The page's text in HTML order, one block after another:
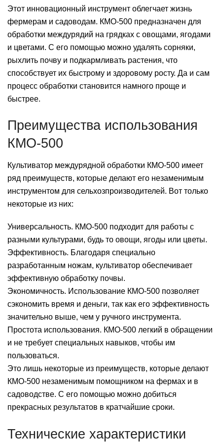
Этот инновационный инструмент облегчает жизнь
фермерам и садоводам. КМО-500 предназначен для
обработки междурядий на грядках с овощами, ягодами
и цветами. С его помощью можно удалять сорняки,
рыхлить почву и подкармливать растения, что
способствует их быстрому и здоровому росту. Да и сам
процесс обработки становится намного проще и
быстрее.
Преимущества использования
КМО-500
Культиватор междурядной обработки КМО-500 имеет
ряд преимуществ, которые делают его незаменимым
инструментом для сельхозпроизводителей. Вот только
некоторые из них:
Универсальность. КМО-500 подходит для работы с
разными культурами, будь то овощи, ягоды или цветы.
Эффективность. Благодаря специально
разработанным ножам, культиватор обеспечивает
эффективную обработку почвы.
Экономичность. Использование КМО-500 позволяет
сэкономить время и деньги, так как его эффективность
значительно выше, чем у ручного инструмента.
Простота использования. КМО-500 легкий в обращении
и не требует специальных навыков, чтобы им
пользоваться.
Это лишь некоторые из преимуществ, которые делают
КМО-500 незаменимым помощником на фермах и в
садоводстве. С его помощью можно добиться
прекрасных результатов в кратчайшие сроки.
Технические характеристики